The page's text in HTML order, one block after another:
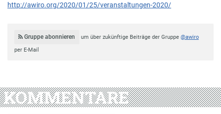
http://awiro.org/2020/01/25/veranstaltungen-2020/
Gruppe abonnieren um über zukünftige Beiträge der Gruppe @awiro
per E-Mail
KOMMENTARE